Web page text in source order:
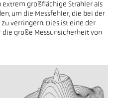
extrem großflächige Strahler als
um die Messfehler, die bei der
verringern. Dies ist eine der
große Messunsicherheit von